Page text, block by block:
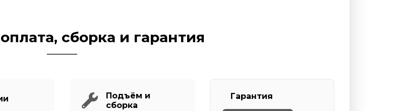
сборка и гарантия
Подъём и
сборка
Гарантия